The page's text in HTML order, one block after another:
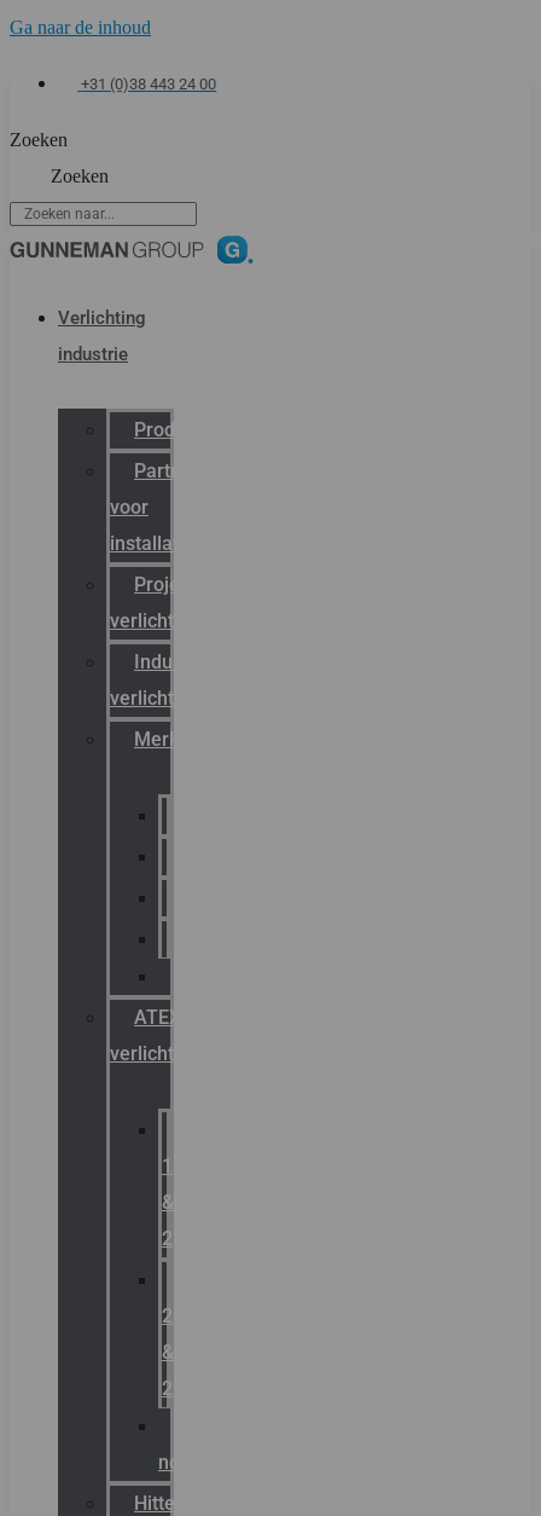
Ga naar de inhoud
+31 (0)38 443 24 00
Zoeken
Zoeken
Verlichting
industrie
Productcatalogus
Partner
voor
installateurs
Projectreferenties
verlichting
Industriële
verlichting
Merken
ATEX
verlichting
1
&
2
21
&
22
noodverlichting
Hittebestendige